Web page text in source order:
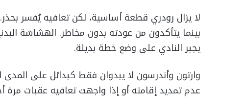
لا يزال رودري قطعة أساسية، لكن تعافيه يُفسر
بينما يتأكدون من عودته بدون مخاطر. الهشاشة
يجبر النادي على وضع خطة بديلة.
وارتون وأندرسون لا يبدوان فقط كبدائل على
عدم تمديد إقامته أو إذا واجهت تعافيه عقبات مرة